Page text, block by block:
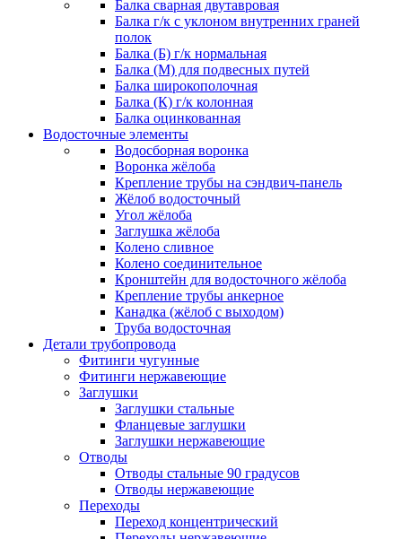
Балка сварная двутавровая
Балка г/к с уклоном внутренних граней
полок
Балка (Б) г/к нормальная
Балка (М) для подвесных путей
Балка широкополочная
Балка (К) г/к колонная
Балка оцинкованная
Водосточные элементы
Водосборная воронка
Воронка жёлоба
Крепление трубы на сэндвич-панель
Жёлоб водосточный
Угол жёлоба
Заглушка жёлоба
Колено сливное
Колено соединительное
Кронштейн для водосточного жёлоба
Крепление трубы анкерное
Канадка (жёлоб с выходом)
Труба водосточная
Детали трубопровода
Фитинги чугунные
Фитинги нержавеющие
Заглушки
Заглушки стальные
Фланцевые заглушки
Заглушки нержавеющие
Отводы
Отводы стальные 90 градусов
Отводы нержавеющие
Переходы
Переход концентрический